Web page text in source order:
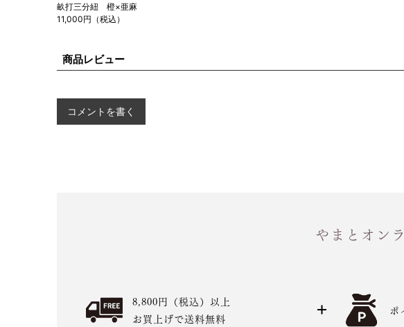
畝打三分紐 橙×亜麻
11,000円（税込）
商品レビュー
コメントを書く
やまとオン
8,800円（税込）以上
お買上げで送料無料
ポ